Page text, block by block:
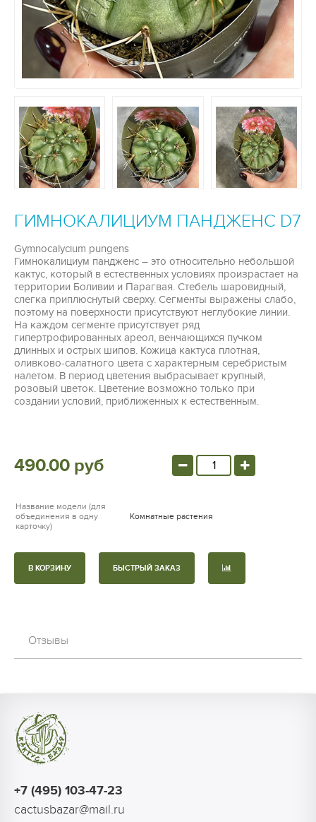
ГИМНОКАЛИЦИУМ ПАНДЖЕНС D7
Gymnocalycium pungens
Гимнокалициум пандженс – это относительно небольшой
кактус, который в естественных условиях произрастает на
территории Боливии и Парагвая. Стебель шаровидный,
слегка приплюснутый сверху. Сегменты выражены слабо,
поэтому на поверхности присутствуют неглубокие линии.
На каждом сегменте присутствует ряд
гипертрофированных ареол, венчающихся пучком
длинных и острых шипов. Кожица кактуса плотная,
оливково-салатного цвета с характерным серебристым
налетом. В период цветения выбрасывает крупный,
розовый цветок. Цветение возможно только при
создании условий, приближенных к естественным.
490.00 руб
Название модели (для
объединения в одну
карточку)
Комнатные растения
В КОРЗИНУ БЫСТРЫЙ ЗАКАЗ
Отзывы
+7 (495) 103-47-23
cactusbazar@mail.ru